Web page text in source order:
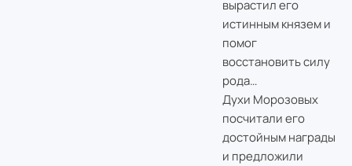
вырастил его
истинным князем и
помог
восстановить силу
рода…
Духи Морозовых
посчитали его
достойным награды
и предложили